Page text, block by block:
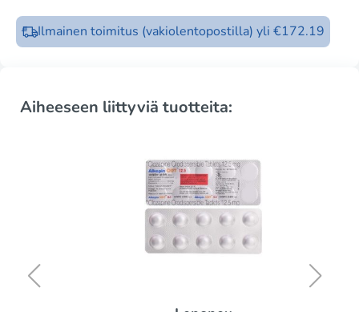
Ilmainen toimitus (vakiolentopostilla) yli €172.19
Aiheeseen liittyviä tuotteita: